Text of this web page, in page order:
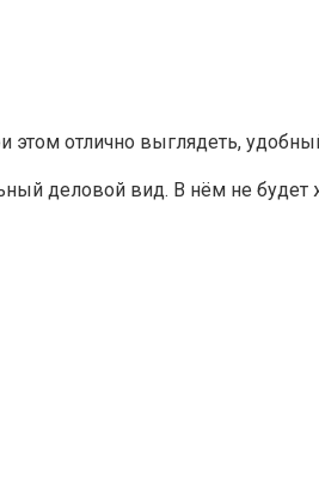
отлично выглядеть,
деловой вид. В нём не